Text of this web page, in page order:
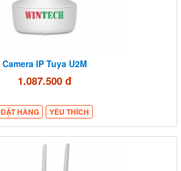
Camera IP Tuya U2M
1.087.500 đ
ĐẶT HÀNG YÊU THÍCH